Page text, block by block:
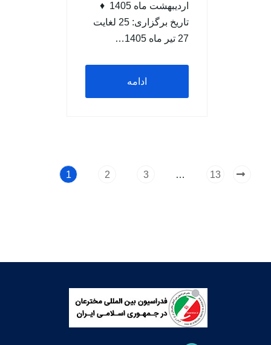
اردیبهشت ماه 1405 ♦
تاریخ برگزاری: 25 لغایت
27 تیر ماه 1405…
ادامه
1 2 3 … 13